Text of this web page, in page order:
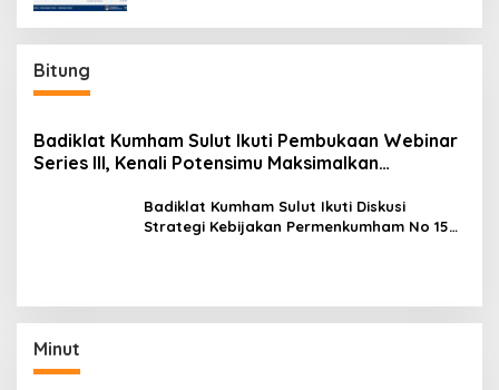
Bitung
Badiklat Kumham Sulut Ikuti Pembukaan Webinar
Series III, Kenali Potensimu Maksimalkan
Badiklat Kumham Sulut Ikuti Diskusi
Strategi Kebijakan Permenkumham No 15
Minut